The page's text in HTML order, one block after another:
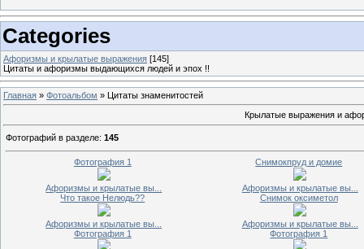
Categories
Афоризмы и крылатые выражения [145]
Цитаты и афоризмы выдающихся людей и эпох !!
Главная » Фотоальбом » Цитаты знаменитостей
Крылатые выражения и
Фотографий в разделе: 145
Фотография 1
Афоризмы и крылатые вы...
Снимокпруд и домие
Афоризмы и крылатые вы...
Что такое Нелюдь??
Афоризмы и крылатые вы...
Снимок оксиметол
Афоризмы и крылатые вы...
Фотография 1
Фотография 1